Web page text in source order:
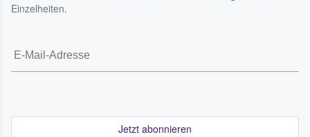
Einzelheiten.
Jetzt abonnieren